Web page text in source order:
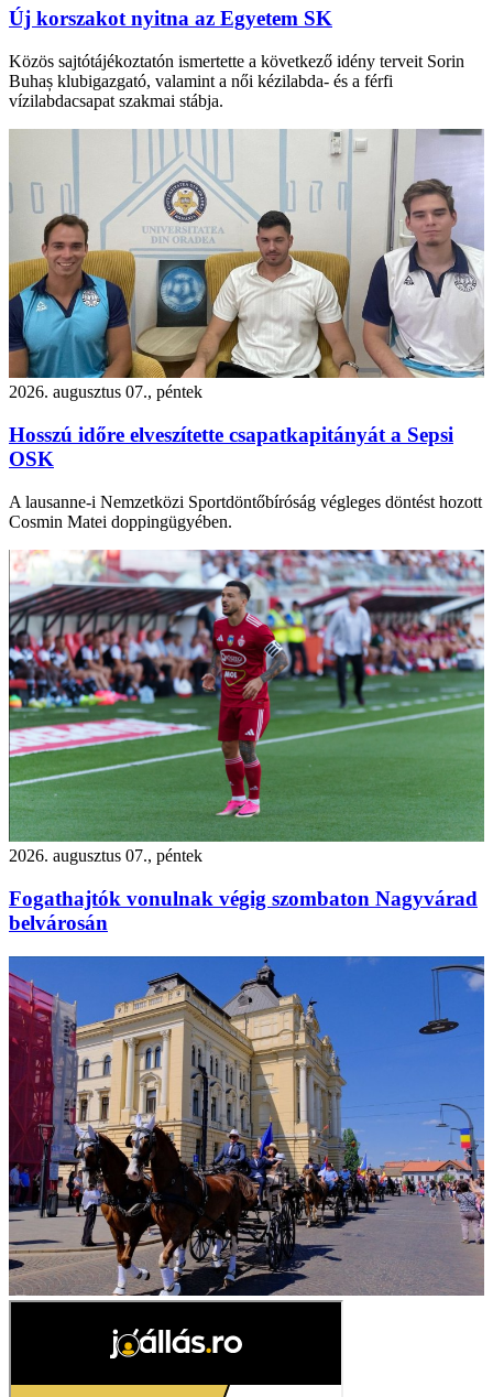
Új korszakot nyitna az Egyetem SK
Közös sajtótájékoztatón ismertette a következő idény terveit Sorin
Buhaș klubigazgató, valamint a női kézilabda- és a férfi
vízilabdacsapat szakmai stábja.
2026. augusztus 07., péntek
Hosszú időre elveszítette csapatkapitányát a Sepsi
OSK
A lausanne-i Nemzetközi Sportdöntőbíróság végleges döntést hozott
Cosmin Matei doppingügyében.
2026. augusztus 07., péntek
Fogathajtók vonulnak végig szombaton Nagyvárad
belvárosán